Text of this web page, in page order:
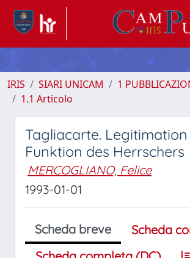
IRIS SIARI UNICAM
1
1.1 Articolo
Tagliacarte.
Funktion des Herrschers
MERCOGLIANO, Felice
1993-01-01
Scheda breve
Scheda